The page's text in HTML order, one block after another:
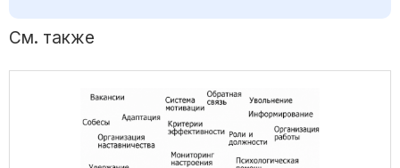
См. также